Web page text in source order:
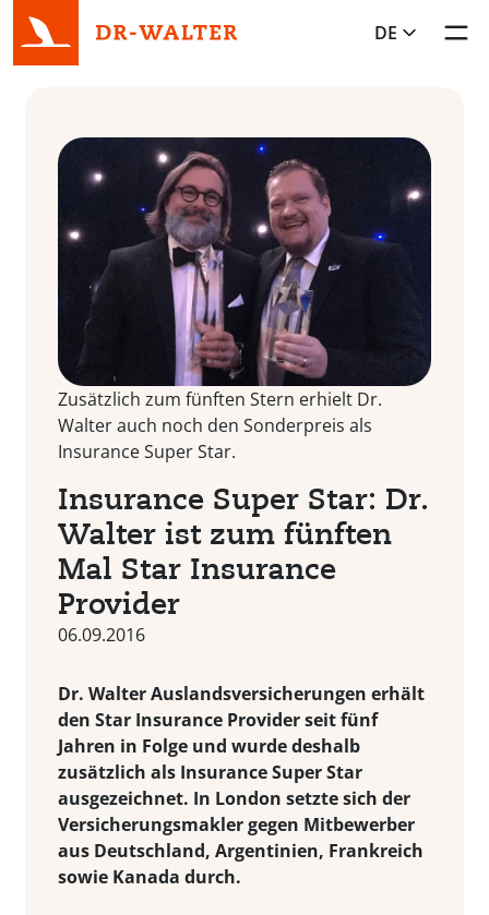
DE
Zusätzlich zum fünften Stern erhielt Dr.
Walter auch noch den Sonderpreis als
Insurance Super Star.
Insurance Super Star: Dr.
Walter ist zum fünften
Mal Star Insurance
Provider
06.09.2016
Dr. Walter Auslandsversicherungen erhält
den Star Insurance Provider seit fünf
Jahren in Folge und wurde deshalb
zusätzlich als Insurance Super Star
ausgezeichnet. In London setzte sich der
Versicherungsmakler gegen Mitbewerber
aus Deutschland, Argentinien, Frankreich
sowie Kanada durch.